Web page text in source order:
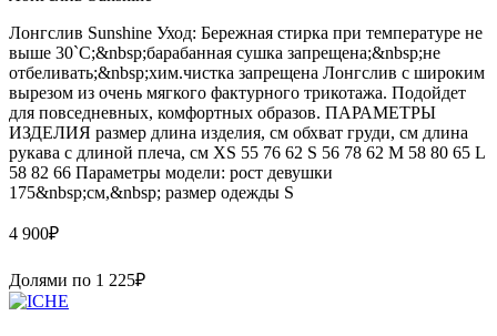
Лонгслив Sunshine Уход: Бережная стирка при температуре не
выше 30`C;&nbsp;барабанная сушка запрещена;&nbsp;не
отбеливать;&nbsp;хим.чистка запрещена Лонгслив с широким
вырезом из очень мягкого фактурного трикотажа. Подойдет
для повседневных, комфортных образов. ПАРАМЕТРЫ
ИЗДЕЛИЯ размер длина изделия, см обхват груди, см длина
рукава с длиной плеча, см XS 55 76 62 S 56 78 62 M 58 80 65 L
58 82 66 Параметры модели: рост девушки
175&nbsp;см,&nbsp; размер одежды S
4 900₽
Долями по 1 225₽